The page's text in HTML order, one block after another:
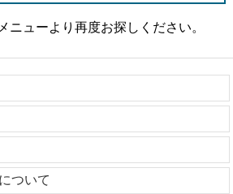
ニューより再度お探しください。
ついて